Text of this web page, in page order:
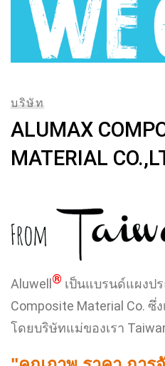
บริษัท
ALUMAX
MATERIAL
Aluwell® เป็นแบรนด์แผงป
Composite Material Co. ซึ่
โดยบริษัทแม่ของเรา